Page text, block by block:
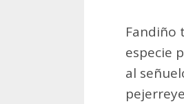
Fandiño
especie
al